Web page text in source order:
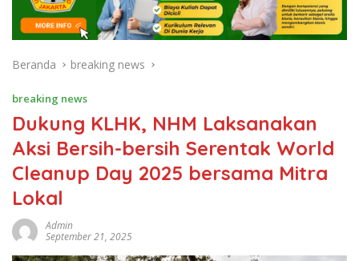
Beranda breaking news
breaking news
Dukung KLHK, NHM Laksanakan
Aksi Bersih-bersih Serentak World
Cleanup Day 2025 bersama Mitra
Lokal
Admin
September 21, 2025